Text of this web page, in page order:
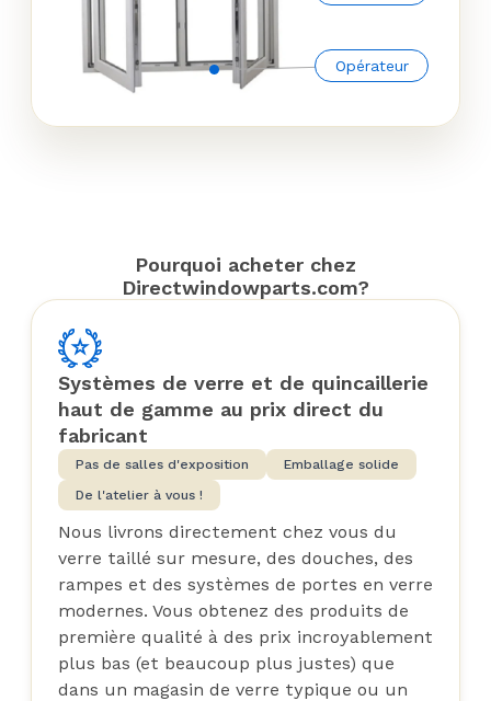
Opérateur
Pourquoi acheter chez
Directwindowparts.com?
Systèmes de verre et de quincaillerie
haut de gamme au prix direct du
fabricant
Pas de salles d'exposition
Emballage solide
De l'atelier à vous !
Nous livrons directement chez vous du
verre taillé sur mesure, des douches, des
rampes et des systèmes de portes en verre
modernes. Vous obtenez des produits de
première qualité à des prix incroyablement
plus bas (et beaucoup plus justes) que
dans un magasin de verre typique ou un